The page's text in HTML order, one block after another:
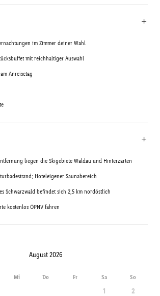
im Zimmer deiner Wahl
mit reichhaltiger Auswahl
Anreisetag
liegen die Skigebiete Waldau und Hinterzarten
Hoteleigener Saunabereich
Schwarzwald befindet sich 2,5 km nordöstlich
kostenlos ÖPNV fahren
August 2026
Mi Do Fr Sa So
1
2